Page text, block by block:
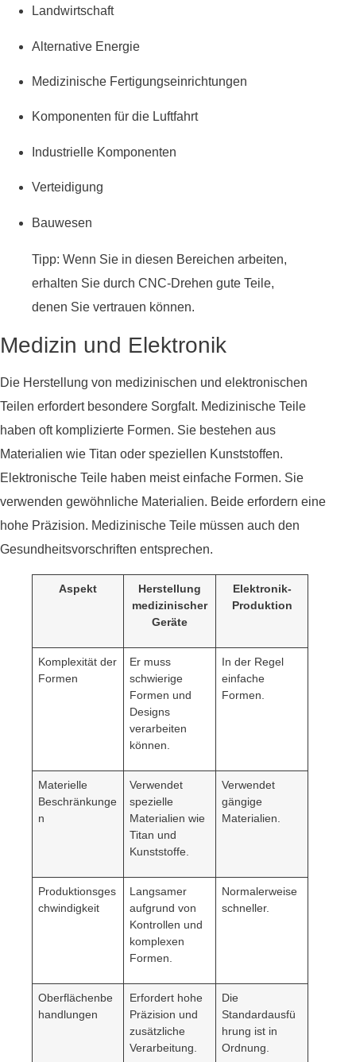
Landwirtschaft
Alternative Energie
Medizinische Fertigungseinrichtungen
Komponenten für die Luftfahrt
Industrielle Komponenten
Verteidigung
Bauwesen
Tipp: Wenn Sie in diesen Bereichen arbeiten,
erhalten Sie durch CNC-Drehen gute Teile,
denen Sie vertrauen können.
Medizin und Elektronik
Die Herstellung von medizinischen und elektronischen
Teilen erfordert besondere Sorgfalt. Medizinische Teile
haben oft komplizierte Formen. Sie bestehen aus
Materialien wie Titan oder speziellen Kunststoffen.
Elektronische Teile haben meist einfache Formen. Sie
verwenden gewöhnliche Materialien. Beide erfordern eine
hohe Präzision. Medizinische Teile müssen auch den
Gesundheitsvorschriften entsprechen.
Aspekt
Herstellung
medizinischer
Geräte
Elektronik-
Produktion
Komplexität der
Formen
Er muss
schwierige
Formen und
Designs
verarbeiten
können.
In der Regel
einfache
Formen.
Materielle
Beschränkunge
n
Verwendet
spezielle
Materialien wie
Titan und
Kunststoffe.
Verwendet
gängige
Materialien.
Produktionsges
chwindigkeit
Langsamer
aufgrund von
Kontrollen und
komplexen
Formen.
Normalerweise
schneller.
Oberflächenbe
handlungen
Erfordert hohe
Präzision und
zusätzliche
Verarbeitung.
Die
Standardausfü
hrung ist in
Ordnung.